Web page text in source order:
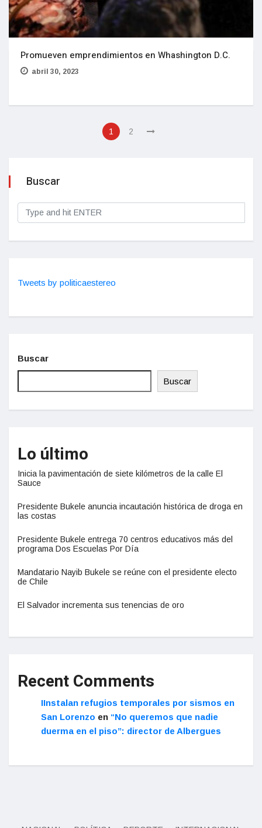
Promueven emprendimientos en Whashington D.C.
abril 30, 2023
1 2
Buscar
Tweets by politicaestereo
Buscar
Buscar
Lo último
Inicia la pavimentación de siete kilómetros de la calle El
Sauce
Presidente Bukele anuncia incautación histórica de droga en
las costas
Presidente Bukele entrega 70 centros educativos más del
programa Dos Escuelas Por Día
Mandatario Nayib Bukele se reúne con el presidente electo
de Chile
El Salvador incrementa sus tenencias de oro
Recent Comments
IInstalan refugios temporales por sismos en
San Lorenzo en “No queremos que nadie
duerma en el piso”: director de Albergues